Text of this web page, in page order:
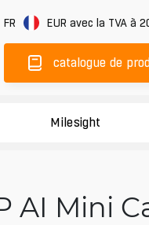
FR EUR avec la TVA à
catalogue de
Milesight
AI Mini